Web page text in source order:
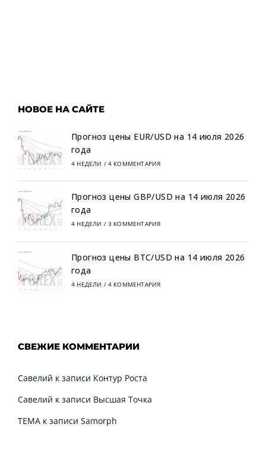
НОВОЕ НА САЙТЕ
Прогноз цены EUR/USD на 14 июля 2026
года
4 НЕДЕЛИ / 4 КОММЕНТАРИЯ
Прогноз цены GBP/USD на 14 июля 2026
года
4 НЕДЕЛИ / 3 КОММЕНТАРИЯ
Прогноз цены BTC/USD на 14 июля 2026
года
4 НЕДЕЛИ / 4 КОММЕНТАРИЯ
СВЕЖИЕ КОММЕНТАРИИ
Савелий к записи Контур Роста
Савелий к записи Высшая Точка
TEMA к записи Samorph